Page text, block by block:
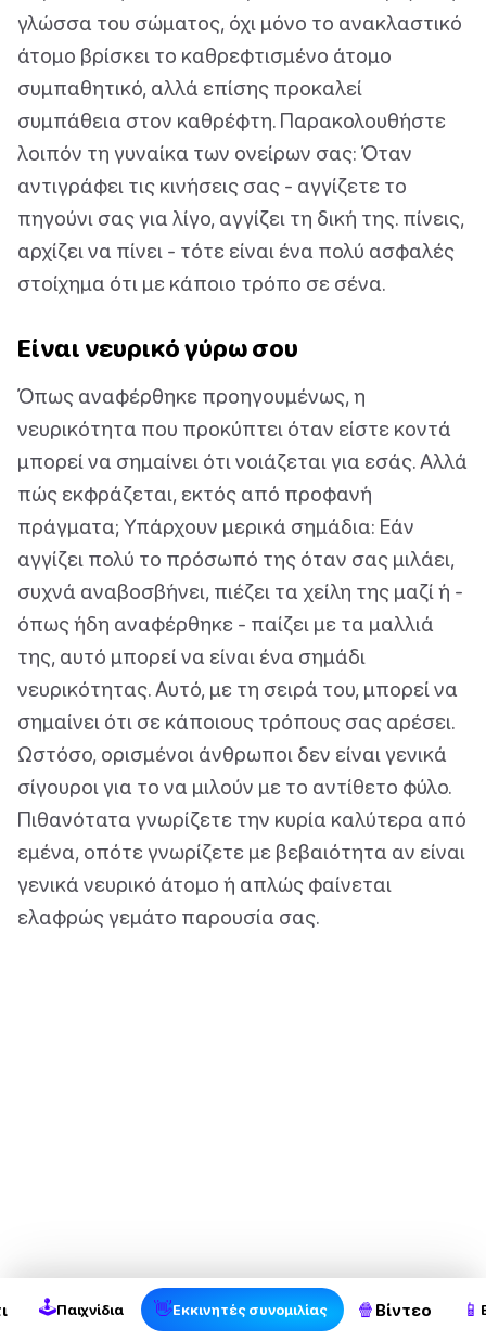
γλώσσα του σώματος, όχι μόνο το ανακλαστικό
άτομο βρίσκει το καθρεφτισμένο άτομο
συμπαθητικό, αλλά επίσης προκαλεί
συμπάθεια στον καθρέφτη. Παρακολουθήστε
λοιπόν τη γυναίκα των ονείρων σας: Όταν
αντιγράφει τις κινήσεις σας - αγγίζετε το
πηγούνι σας για λίγο, αγγίζει τη δική της. πίνεις,
αρχίζει να πίνει - τότε είναι ένα πολύ ασφαλές
στοίχημα ότι με κάποιο τρόπο σε σένα.
Είναι νευρικό γύρω σου
Όπως αναφέρθηκε προηγουμένως, η
νευρικότητα που προκύπτει όταν είστε κοντά
μπορεί να σημαίνει ότι νοιάζεται για εσάς. Αλλά
πώς εκφράζεται, εκτός από προφανή
πράγματα; Υπάρχουν μερικά σημάδια: Εάν
αγγίζει πολύ το πρόσωπό της όταν σας μιλάει,
συχνά αναβοσβήνει, πιέζει τα χείλη της μαζί ή -
όπως ήδη αναφέρθηκε - παίζει με τα μαλλιά
της, αυτό μπορεί να είναι ένα σημάδι
νευρικότητας. Αυτό, με τη σειρά του, μπορεί να
σημαίνει ότι σε κάποιους τρόπους σας αρέσει.
Ωστόσο, ορισμένοι άνθρωποι δεν είναι γενικά
σίγουροι για το να μιλούν με το αντίθετο φύλο.
Πιθανότατα γνωρίζετε την κυρία καλύτερα από
εμένα, οπότε γνωρίζετε με βεβαιότητα αν είναι
γενικά νευρικό άτομο ή απλώς φαίνεται
ελαφρώς γεμάτο παρουσία σας.
🕹Παιχνίδια 👋Εκκινητές συνομιλίας 🍿 Βίντεο 📱